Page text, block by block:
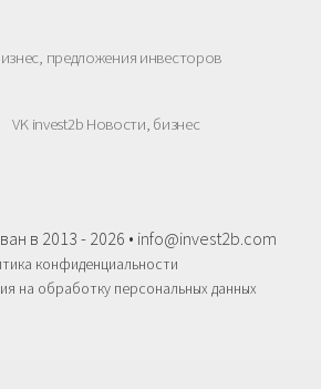
предложения инвесторов
VK invest2b Новости, бизнес
в 2013 - 2026 • info@invest2b.com
конфиденциальности
на обработку персональных данных